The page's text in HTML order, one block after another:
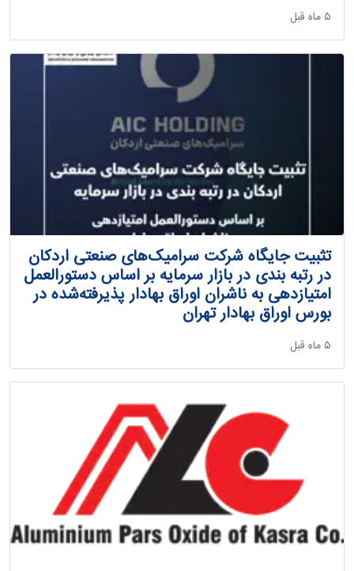
‫۵ ماه قبل
تثبیت جایگاه شرکت سرامیک‌های صنعتی اردکان
در رتبه بندی در بازار سرمایه بر اساس دستورالعمل
امتیازدهی به ناشران اوراق بهادار پذیرفته‌شده در
بورس اوراق بهادار تهران
‫۵ ماه قبل